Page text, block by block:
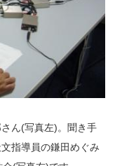
ん(写真左)。聞き手
指導員の鎌田めぐみ